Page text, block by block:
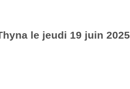
le jeudi 19 juin 2025